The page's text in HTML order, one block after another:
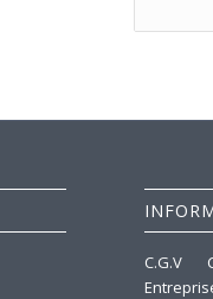
C.G.V